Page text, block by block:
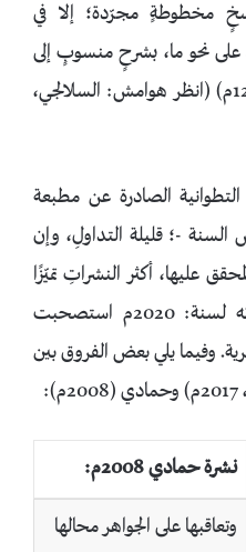
مخطوطةٍ مجرّدة؛ إلا في
نحو ما، بشرحٍ منسوبٍ إلى
أبي العز المقترح (ت. 612 هـ/1213م) (انظر هوامش: السلالجي،
الصادرة عن مطبعة
السنة -؛ قليلة التداولِ، وإن
عليها، أكثر النشراتِ تميّزًا
وقوة كما سيأتي، ذلك أن نشرته لسنة: 2020م استصحبت
جوهرية. وفيما يلي بعض الفروق بين
نشرة حمادي 2008م:
وتعاقبها على الجواهر محالها